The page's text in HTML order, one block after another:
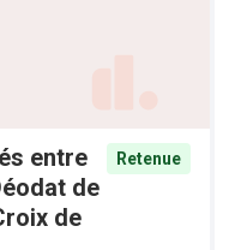
entre
de
de
Retenue